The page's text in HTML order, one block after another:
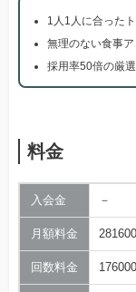
1人1人に合った
無理のない食事
採用率50倍の厳
料金
入会金 －
月額料金
回数料金